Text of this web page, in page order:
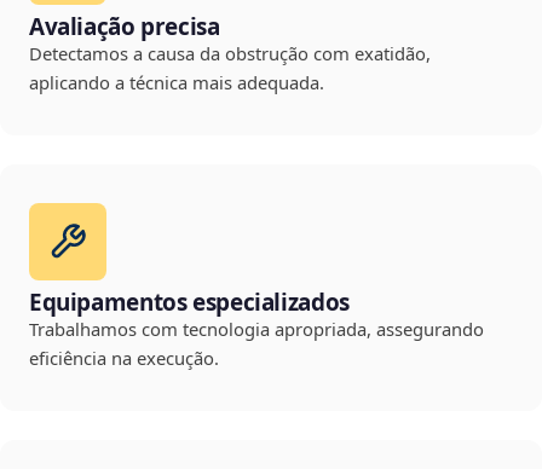
Avaliação precisa
Detectamos a causa da obstrução com exatidão,
aplicando a técnica mais adequada.
Equipamentos especializados
Trabalhamos com tecnologia apropriada, assegurando
eficiência na execução.